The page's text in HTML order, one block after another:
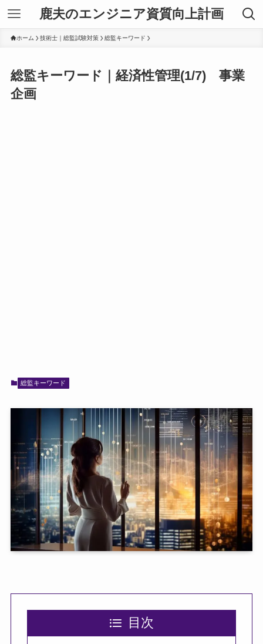
鹿夫のエンジニア資質向上計画
ホーム 技術士｜総監試験対策 総監キーワード
総監キーワード｜経済性管理(1/7) 事業
企画
総監キーワード
目次